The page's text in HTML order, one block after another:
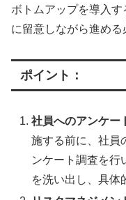
ボトムアップを導入
に留意しながら進める
ポイント：
社員へのアンケー
施する前に、社員
ンケート調査を行
を洗い出し、具体